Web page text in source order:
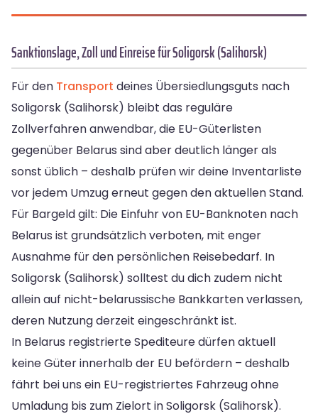
Sanktionslage, Zoll und Einreise für Soligorsk (Salihorsk)
Für den Transport deines Übersiedlungsguts nach
Soligorsk (Salihorsk) bleibt das reguläre
Zollverfahren anwendbar, die EU-Güterlisten
gegenüber Belarus sind aber deutlich länger als
sonst üblich – deshalb prüfen wir deine Inventarliste
vor jedem Umzug erneut gegen den aktuellen Stand.
Für Bargeld gilt: Die Einfuhr von EU-Banknoten nach
Belarus ist grundsätzlich verboten, mit enger
Ausnahme für den persönlichen Reisebedarf. In
Soligorsk (Salihorsk) solltest du dich zudem nicht
allein auf nicht-belarussische Bankkarten verlassen,
deren Nutzung derzeit eingeschränkt ist.
In Belarus registrierte Spediteure dürfen aktuell
keine Güter innerhalb der EU befördern – deshalb
fährt bei uns ein EU-registriertes Fahrzeug ohne
Umladung bis zum Zielort in Soligorsk (Salihorsk).